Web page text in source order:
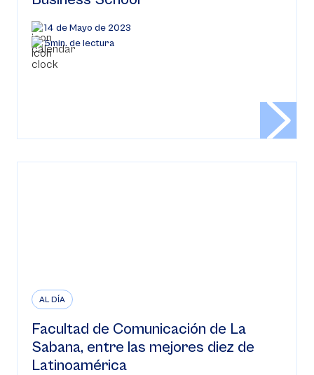
14 de Mayo de 2023
5min. de lectura
AL DÍA
Facultad de Comunicación de La
Sabana, entre las mejores diez de
Latinoamérica